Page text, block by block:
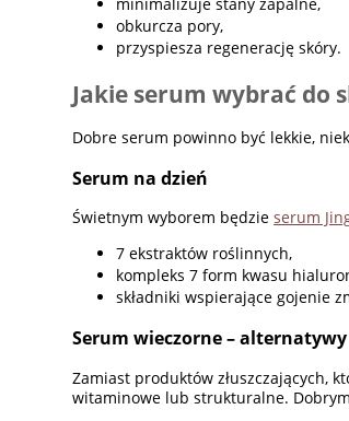
minimalizuje stany zapalne,
obkurcza pory,
przyspiesza regenerację skóry.
Jakie serum wybrać do
Dobre serum powinno być lekkie,
Serum na dzień
Świetnym wyborem będzieserum
7 ekstraktów roślinnych,
kompleks 7 form kwasu
składniki wspierające gojenie
Serum wieczorne – alternatywy
Zamiast produktów złuszczających,
witaminowe lub strukturalne.